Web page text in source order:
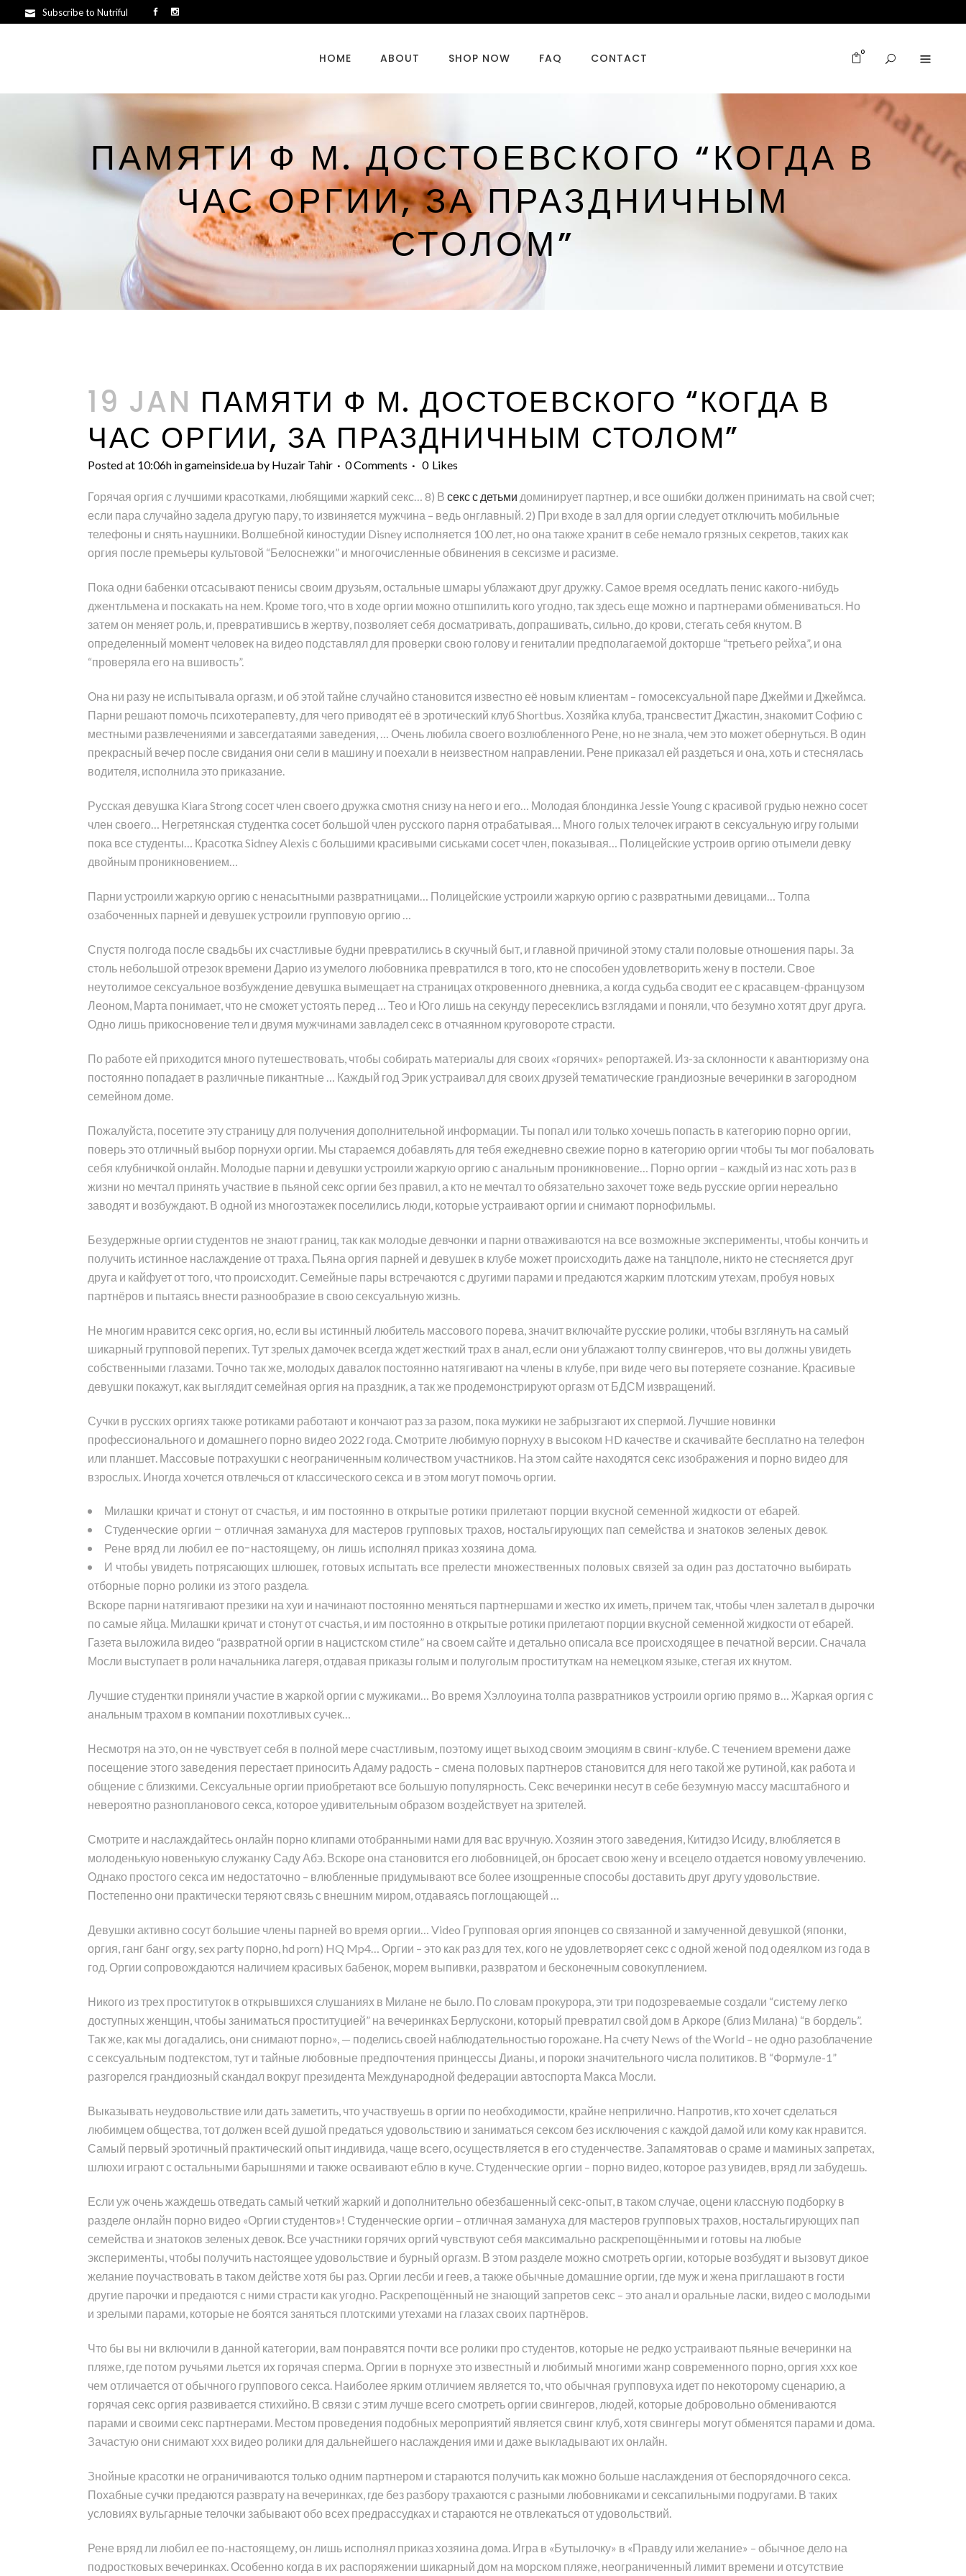
Subscribe to Nutriful
0
HOME ABOUT SHOP NOW FAQ CONTACT
ПАМЯТИ Ф М. ДОСТОЕВСКОГО “КОГДА В
ЧАС ОРГИИ, ЗА ПРАЗДНИЧНЫМ
СТОЛОМ”
19 JAN ПАМЯТИ Ф М. ДОСТОЕВСКОГО “КОГДА В
ЧАС ОРГИИ, ЗА ПРАЗДНИЧНЫМ СТОЛОМ”
Posted at 10:06h ingameinside.ua by Huzair Tahir 0 Comments 0 Likes
Горячая оргия с лучшими красотками, любящими жаркий секс… 8) В секс с детьми доминирует партнер, и все ошибки должен принимать на свой счет;
если пара случайно задела другую пару, то извиняется мужчина – ведь онглавный. 2) При входе в зал для оргии следует отключить мобильные
телефоны и снять наушники. Волшебной киностудии Disney исполняется 100 лет, но она также хранит в себе немало грязных секретов, таких как
оргия после премьеры культовой “Белоснежки” и многочисленные обвинения в сексизме и расизме.
Пока одни бабенки отсасывают пенисы своим друзьям, остальные шмары ублажают друг дружку. Самое время оседлать пенис какого-нибудь
джентльмена и поскакать на нем. Кроме того, что в ходе оргии можно отшпилить кого угодно, так здесь еще можно и партнерами обмениваться. Но
затем он меняет роль, и, превратившись в жертву, позволяет себя досматривать, допрашивать, сильно, до крови, стегать себя кнутом. В
определенный момент человек на видео подставлял для проверки свою голову и гениталии предполагаемой докторше “третьего рейха”, и она
“проверяла его на вшивость”.
Она ни разу не испытывала оргазм, и об этой тайне случайно становится известно её новым клиентам – гомосексуальной паре Джейми и Джеймса.
Парни решают помочь психотерапевту, для чего приводят её в эротический клуб Shortbus. Хозяйка клуба, трансвестит Джастин, знакомит Софию с
местными развлечениями и завсегдатаями заведения, … Очень любила своего возлюбленного Рене, но не знала, чем это может обернуться. В один
прекрасный вечер после свидания они сели в машину и поехали в неизвестном направлении. Рене приказал ей раздеться и она, хоть и стеснялась
водителя, исполнила это приказание.
Русская девушка Kiara Strong сосет член своего дружка смотня снизу на него и его… Молодая блондинка Jessie Young с красивой грудью нежно сосет
член своего… Негретянская студентка сосет большой член русского парня отрабатывая… Много голых телочек играют в сексуальную игру голыми
пока все студенты… Красотка Sidney Alexis с большими красивыми сиськами сосет член, показывая… Полицейские устроив оргию отымели девку
двойным проникновением…
Парни устроили жаркую оргию с ненасытными развратницами… Полицейские устроили жаркую оргию с развратными девицами… Толпа
озабоченных парней и девушек устроили групповую оргию …
Спустя полгода после свадьбы их счастливые будни превратились в скучный быт, и главной причиной этому стали половые отношения пары. За
столь небольшой отрезок времени Дарио из умелого любовника превратился в того, кто не способен удовлетворить жену в постели. Свое
неутолимое сексуальное возбуждение девушка вымещает на страницах откровенного дневника, а когда судьба сводит ее с красавцем-французом
Леоном, Марта понимает, что не сможет устоять перед … Тео и Юго лишь на секунду пересеклись взглядами и поняли, что безумно хотят друг друга.
Одно лишь прикосновение тел и двумя мужчинами завладел секс в отчаянном круговороте страсти.
По работе ей приходится много путешествовать, чтобы собирать материалы для своих «горячих» репортажей. Из-за склонности к авантюризму она
постоянно попадает в различные пикантные … Каждый год Эрик устраивал для своих друзей тематические грандиозные вечеринки в загородном
семейном доме.
Пожалуйста, посетите эту страницу для получения дополнительной информации. Ты попал или только хочешь попасть в категорию порно оргии,
поверь это отличный выбор порнухи оргии. Мы стараемся добавлять для тебя ежедневно свежие порно в категорию оргии чтобы ты мог побаловать
себя клубничкой онлайн. Молодые парни и девушки устроили жаркую оргию с анальным проникновение… Порно оргии – каждый из нас хоть раз в
жизни но мечтал принять участвие в пьяной секс оргии без правил, а кто не мечтал то обязательно захочет тоже ведь русские оргии нереально
заводят и возбуждают. В одной из многоэтажек поселились люди, которые устраивают оргии и снимают порнофильмы.
Безудержные оргии студентов не знают границ, так как молодые девчонки и парни отваживаются на все возможные эксперименты, чтобы кончить и
получить истинное наслаждение от траха. Пьяна оргия парней и девушек в клубе может происходить даже на танцполе, никто не стесняется друг
друга и кайфует от того, что происходит. Семейные пары встречаются с другими парами и предаются жарким плотским утехам, пробуя новых
партнёров и пытаясь внести разнообразие в свою сексуальную жизнь.
Не многим нравится секс оргия, но, если вы истинный любитель массового порева, значит включайте русские ролики, чтобы взглянуть на самый
шикарный групповой перепих. Тут зрелых дамочек всегда ждет жесткий трах в анал, если они ублажают толпу свингеров, что вы должны увидеть
собственными глазами. Точно так же, молодых давалок постоянно натягивают на члены в клубе, при виде чего вы потеряете сознание. Красивые
девушки покажут, как выглядит семейная оргия на праздник, а так же продемонстрируют оргазм от БДСМ извращений.
Сучки в русских оргиях также ротиками работают и кончают раз за разом, пока мужики не забрызгают их спермой. Лучшие новинки
профессионального и домашнего порно видео 2022 года. Смотрите любимую порнуху в высоком HD качестве и скачивайте бесплатно на телефон
или планшет. Массовые потрахушки с неограниченным количеством участников. На этом сайте находятся секс изображения и порно видео для
взрослых. Иногда хочется отвлечься от классического секса и в этом могут помочь оргии.
Милашки кричат и стонут от счастья, и им постоянно в открытые ротики прилетают порции вкусной семенной жидкости от ебарей.
Студенческие оргии – отличная замануха для мастеров групповых трахов, ностальгирующих пап семейства и знатоков зеленых девок.
Рене вряд ли любил ее по-настоящему, он лишь исполнял приказ хозяина дома.
И чтобы увидеть потрясающих шлюшек, готовых испытать все прелести множественных половых связей за один раз достаточно выбирать
отборные порно ролики из этого раздела.
Вскоре парни натягивают презики на хуи и начинают постоянно меняться партнершами и жестко их иметь, причем так, чтобы член залетал в дырочки
по самые яйца. Милашки кричат и стонут от счастья, и им постоянно в открытые ротики прилетают порции вкусной семенной жидкости от ебарей.
Газета выложила видео “развратной оргии в нацистском стиле” на своем сайте и детально описала все происходящее в печатной версии. Сначала
Мосли выступает в роли начальника лагеря, отдавая приказы голым и полуголым проституткам на немецком языке, стегая их кнутом.
Лучшие студентки приняли участие в жаркой оргии с мужиками… Во время Хэллоуина толпа развратников устроили оргию прямо в… Жаркая оргия с
анальным трахом в компании похотливых сучек…
Несмотря на это, он не чувствует себя в полной мере счастливым, поэтому ищет выход своим эмоциям в свинг-клубе. С течением времени даже
посещение этого заведения перестает приносить Адаму радость – смена половых партнеров становится для него такой же рутиной, как работа и
общение с близкими. Сексуальные оргии приобретают все большую популярность. Секс вечеринки несут в себе безумную массу масштабного и
невероятно разнопланового секса, которое удивительным образом воздействует на зрителей.
Смотрите и наслаждайтесь онлайн порно клипами отобранными нами для вас вручную. Хозяин этого заведения, Китидзо Исиду, влюбляется в
молоденькую новенькую служанку Саду Абэ. Вскоре она становится его любовницей, он бросает свою жену и всецело отдается новому увлечению.
Однако простого секса им недостаточно – влюбленные придумывают все более изощренные способы доставить друг другу удовольствие.
Постепенно они практически теряют связь с внешним миром, отдаваясь поглощающей …
Девушки активно сосут большие члены парней во время оргии… Video Групповая оргия японцев со связанной и замученной девушкой (японки,
оргия, ганг банг orgy, sex party порно, hd porn) HQ Mp4… Оргии – это как раз для тех, кого не удовлетворяет секс с одной женой под одеялком из года в
год. Оргии сопровождаются наличием красивых бабенок, морем выпивки, развратом и бесконечным совокуплением.
Никого из трех проституток в открывшихся слушаниях в Милане не было. По словам прокурора, эти три подозреваемые создали “систему легко
доступных женщин, чтобы заниматься проституцией” на вечеринках Берлускони, который превратил свой дом в Аркоре (близ Милана) “в бордель”.
Так же, как мы догадались, они снимают порно», — поделись своей наблюдательностью горожане. На счету News of the World – не одно разоблачение
с сексуальным подтекстом, тут и тайные любовные предпочтения принцессы Дианы, и пороки значительного числа политиков. В “Формуле-1”
разгорелся грандиозный скандал вокруг президента Международной федерации автоспорта Макса Мосли.
Выказывать неудовольствие или дать заметить, что участвуешь в оргии по необходимости, крайне неприлично. Напротив, кто хочет сделаться
любимцем общества, тот должен всей душой предаться удовольствию и заниматься сексом без исключения с каждой дамой или кому как нравится.
Самый первый эротичный практический опыт индивида, чаще всего, осуществляется в его студенчестве. Запамятовав о сраме и маминых запретах,
шлюхи играют с остальными барышнями и также осваивают еблю в куче. Студенческие оргии – порно видео, которое раз увидев, вряд ли забудешь.
Если уж очень жаждешь отведать самый четкий жаркий и дополнительно обезбашенный секс-опыт, в таком случае, оцени классную подборку в
разделе онлайн порно видео «Оргии студентов»! Студенческие оргии – отличная замануха для мастеров групповых трахов, ностальгирующих пап
семейства и знатоков зеленых девок. Все участники горячих оргий чувствуют себя максимально раскрепощёнными и готовы на любые
эксперименты, чтобы получить настоящее удовольствие и бурный оргазм. В этом разделе можно смотреть оргии, которые возбудят и вызовут дикое
желание поучаствовать в таком действе хотя бы раз. Оргии лесби и геев, а также обычные домашние оргии, где муж и жена приглашают в гости
другие парочки и предаются с ними страсти как угодно. Раскрепощённый не знающий запретов секс – это анал и оральные ласки, видео с молодыми
и зрелыми парами, которые не боятся заняться плотскими утехами на глазах своих партнёров.
Что бы вы ни включили в данной категории, вам понравятся почти все ролики про студентов, которые не редко устраивают пьяные вечеринки на
пляже, где потом ручьями льется их горячая сперма. Оргии в порнухе это известный и любимый многими жанр современного порно, оргия ххх кое
чем отличается от обычного группового секса. Наиболее ярким отличием является то, что обычная групповуха идет по некоторому сценарию, а
горячая секс оргия развивается стихийно. В связи с этим лучше всего смотреть оргии свингеров, людей, которые добровольно обмениваются
парами и своими секс партнерами. Местом проведения подобных мероприятий является свинг клуб, хотя свингеры могут обменятся парами и дома.
Зачастую они снимают ххх видео ролики для дальнейшего наслаждения ими и даже выкладывают их онлайн.
Знойные красотки не ограничиваются только одним партнером и стараются получить как можно больше наслаждения от беспорядочного секса.
Похабные сучки предаются разврату на вечеринках, где без разбору трахаются с разными любовниками и сексапильными подругами. В таких
условиях вульгарные телочки забывают обо всех предрассудках и стараются не отвлекаться от удовольствий.
Рене вряд ли любил ее по-настоящему, он лишь исполнял приказ хозяина дома. Игра в «Бутылочку» в «Правду или желание» – обычное дело на
подростковых вечеринках. Особенно когда в их распоряжении шикарный дом на морском пляже, неограниченный лимит времени и отсутствие